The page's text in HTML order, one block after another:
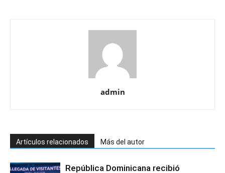
admin
Artículos relacionados Más del autor
República Dominicana recibió